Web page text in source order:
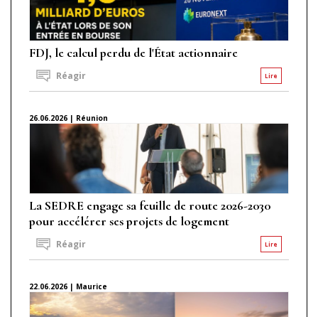
FDJ, le calcul perdu de l'État actionnaire
Lire
Réagir
26.06.2026 | Réunion
La SEDRE engage sa feuille de route 2026-2030
pour accélérer ses projets de logement
Lire
Réagir
22.06.2026 | Maurice